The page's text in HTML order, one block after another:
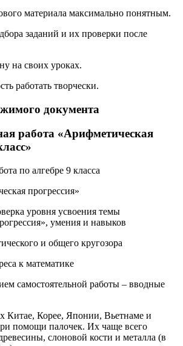
материала максимально понятным.
заданий и их проверки после
на своих уроках.
работать творчески.
документа
работа «Арифметическая
по алгебре 9 класса
прогрессия»
уровня усвоения темы
умения и навыков
и общего кругозора
к математике
самостоятельной работы – вводные
Китае, Корее, Японии, Вьетнаме и
помощи палочек. Их чаще всего
слоновой кости и металла (в